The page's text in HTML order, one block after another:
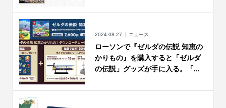
2024.08.27 ニュース
ローソンで『ゼルダの伝説 知恵の
かりもの』を購入すると「ゼルダ
の伝説」グッズが手に入る。「...